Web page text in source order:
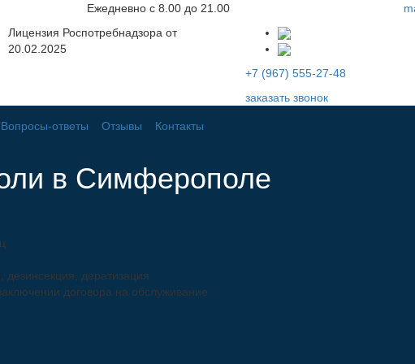
Ежедневно с 8.00 до 21.00
Лицензия Роспотребнадзора от
20.02.2025
+7 (967) 555-27-48
заказать звонок
Вопросы-ответы Отзывы Контакты
в Симферополе
дератизация
договора на обслуживание